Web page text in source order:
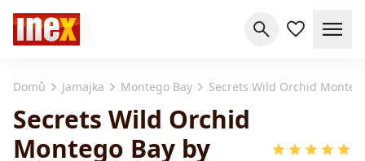
Domů Jamajka Montego Bay Secrets Wild Orchid
Secrets Wild Orchid
Montego Bay by